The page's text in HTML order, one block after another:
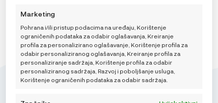
Marketing
Pohrana i/ili pristup podacima na uređaju, Korištenje
ograničenih podataka za odabir oglašavanja, Kreiranje
profila za personalizirano oglašavanje, Korištenje profila za
odabir personaliziranog oglašavanja, Kreiranje profila za
personaliziranje sadržaja, Korištenje profila za odabir
personaliziranog sadržaja, Razvoj i poboljšanje usluga,
Korištenje ograničenih podataka za odabir sadržaja.